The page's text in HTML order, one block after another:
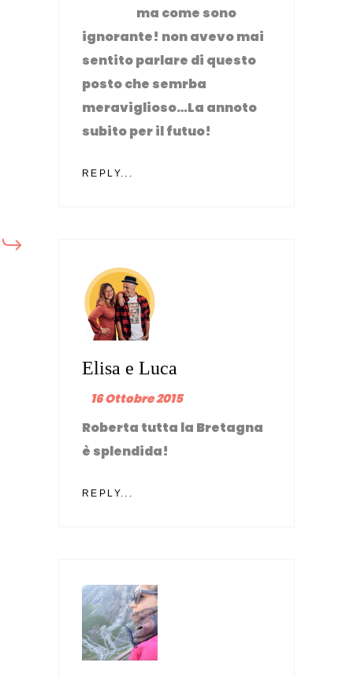
ma come sono
ignorante! non avevo mai
sentito parlare di questo
posto che semrba
meraviglioso…La annoto
subito per il futuo!
REPLY...
Elisa e Luca
16 Ottobre 2015
Roberta tutta la Bretagna
è splendida!
REPLY...